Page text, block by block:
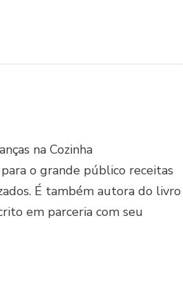
na Cozinha
o grande público receitas
É também autora do livro
em parceria com seu